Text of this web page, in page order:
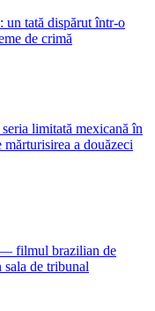
tată dispărut într-o
de crimă
limitată mexicană în
a douăzeci
filmul brazilian de
de tribunal